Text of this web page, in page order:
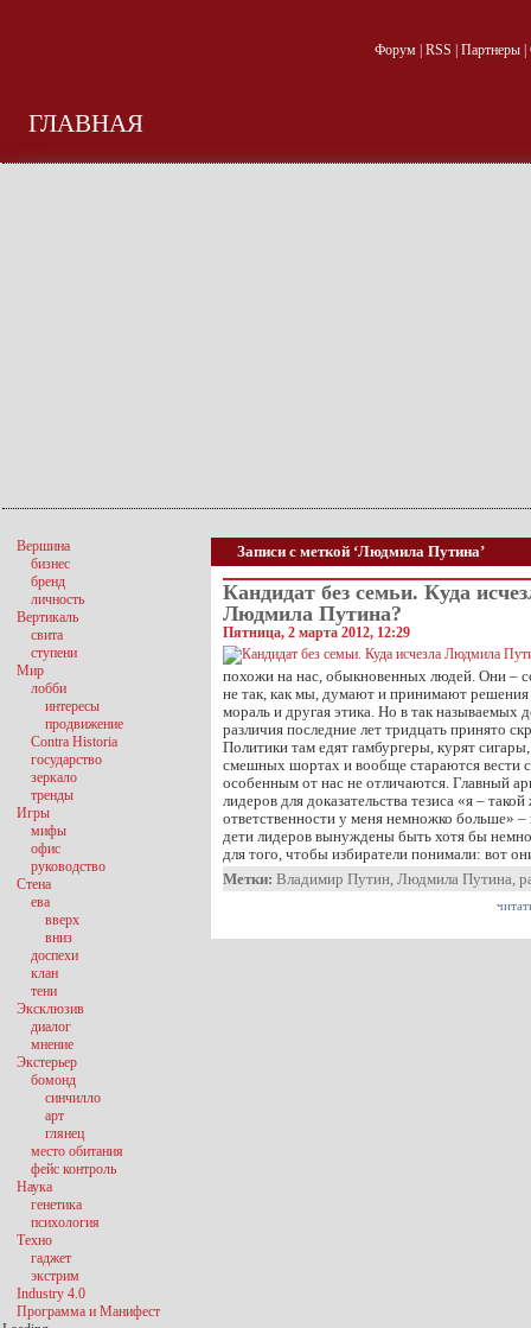
Форум| RSS Партнеры|
ГЛАВНАЯ
Записи с меткой ‘Людмила Путина’
Кандидат без семьи. Куда
Людмила Путина?
Пятница, 2 марта 2012, 12:29
похожи на нас, обыкновенных людей. Они –
не так, как мы, думают и принимают решения
мораль и другая этика. Но в так называемых
различия последние лет тридцать принято
Политики там едят гамбургеры, курят
смешных шортах и вообще стараются вести
особенным от нас не отличаются. Главный
лидеров для доказательства тезиса «я –
ответственности у меня немножко больше»
дети лидеров вынуждены быть хотя бы
для того, чтобы избиратели понимали: вот
Метки: Владимир Путин, Людмила Путина,
Вершина
бизнес
бренд
личность
Вертикаль
свита
ступени
Мир
лобби
интересы
продвижение
Contra Historia
государство
зеркало
тренды
Игры
мифы
офис
руководство
Стена
ева
вверх
вниз
доспехи
клан
тени
Эксклюзив
диалог
мнение
Экстерьер
бомонд
синчилло
арт
глянец
место обитания
фейс контроль
Наука
генетика
психология
Техно
гаджет
экстрим
Industry 4.0
Программа и Манифест